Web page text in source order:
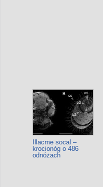
Illacme socal –
krocionóg o 486
odnóżach